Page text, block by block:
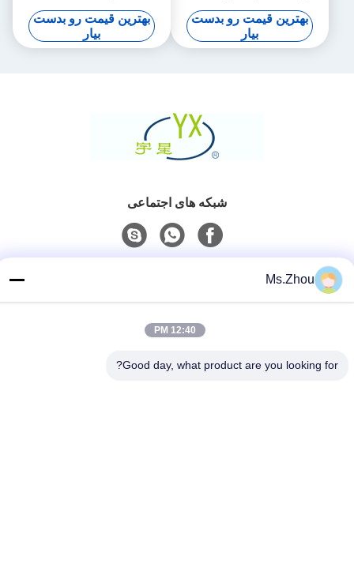
بالا
بهترین قیمت رو بدست
بیار
بهترین قیمت رو بدست
بیار
شبکه های اجتماعی
تلفن
86-0510-87189500
ایمیل
Ms.Zhou
12:40 PM
Good day, what product are you looking for?